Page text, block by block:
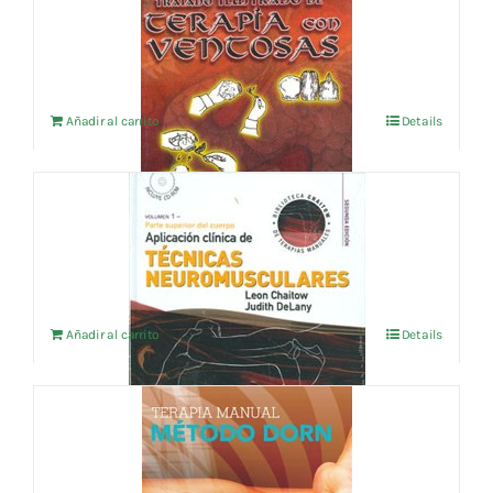
VENTOSAS
IVA no incluído
Añadir al carrito Details
APLICACION CLINICA DE TECNICAS
NEURMUSCULARES
IVA no incluído
Añadir al carrito Details
METODO DORN
IVA no incluído